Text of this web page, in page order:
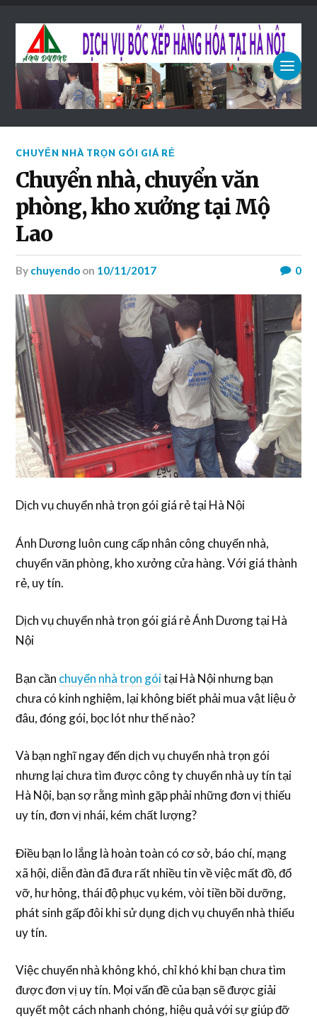
CHUYỂN NHÀ TRỌN GÓI GIÁ RẺ
Chuyển nhà, chuyển văn
phòng, kho xưởng tại Mộ
Lao
by chuyendo on 10/11/2017 0
Dịch vụ chuyển nhà trọn gói giá rẻ tại Hà Nội
Ánh Dương luôn cung cấp nhân công chuyển nhà,
chuyển văn phòng, kho xưởng cửa hàng. Với giá thành
rẻ, uy tín.
Dịch vụ chuyển nhà trọn gói giá rẻ Ánh Dương tại Hà
Nội
Bạn cần chuyển nhà trọn góitại Hà Nội nhưng bạn
chưa có kinh nghiệm, lại không biết phải mua vật liệu ở
đâu, đóng gói, bọc lót như thế nào?
Và bạn nghĩ ngay đến dịch vụ chuyển nhà trọn gói
nhưng lại chưa tìm được công ty chuyển nhà uy tín tại
Hà Nội, bạn sợ rằng mình gặp phải những đơn vị thiếu
uy tín, đơn vị nhái, kém chất lượng?
Điều bạn lo lắng là hoàn toàn có cơ sở, báo chí, mạng
xã hội, diễn đàn đã đưa rất nhiều tin về việc mất đồ, đổ
vỡ, hư hỏng, thái độ phục vụ kém, vòi tiền bồi dưỡng,
phát sinh gấp đôi khi sử dụng dịch vụ chuyển nhà thiếu
uy tín.
Việc chuyển nhà không khó, chỉ khó khi bạn chưa tìm
được đơn vị uy tín. Mọi vấn đề của bạn sẽ được giải
quyết một cách nhanh chóng, hiệu quả với sự giúp đỡ